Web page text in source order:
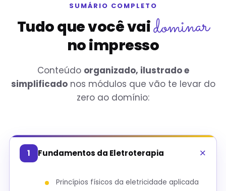
SUMÁRIO COMPLETO
Tudo que você vaidominar
no impresso
Conteúdo organizado, ilustrado e
simplificadonos módulos que vão te levar do
zero ao domínio:
1 Fundamentos da Eletroterapia
Princípios físicos da eletricidade aplicada